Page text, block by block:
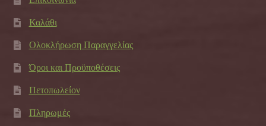
Καλάθι
Ολοκλήρωση Παραγγελίας
Όροι και Προϋποθέσεις
Πετοπωλείον
Πληρωμές